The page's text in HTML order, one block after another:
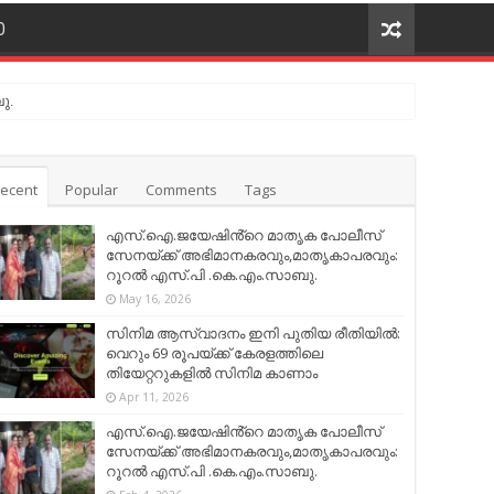
Popular Comments Tags
എസ്.ഐ.ജയേഷിൻ്റെ മാതൃക പോലീസ്
സേനയ്ക്ക് അഭിമാനകരവും,മാതൃകാപരവും:
റൂറൽ എസ്.പി .കെ.എം.സാബു.
May 16, 2026
സിനിമ ആസ്വാദനം ഇനി പുതിയ രീതിയിൽ:
വെറും 69 രൂപയ്ക്ക് കേരളത്തിലെ
തിയേറ്ററുകളിൽ സിനിമ കാണാം
Apr 11, 2026
എസ്.ഐ.ജയേഷിൻ്റെ മാതൃക പോലീസ്
സേനയ്ക്ക് അഭിമാനകരവും,മാതൃകാപരവും:
റൂറൽ എസ്.പി .കെ.എം.സാബു.